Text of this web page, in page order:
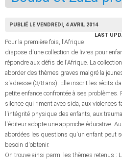
PUBLIÉ LE VENDREDI, 4 AVRIL 2014
LAST
Pour la première fois, l'Afrique
dispose d'une collection de livres pour
répondre aux défis de l'Afrique. La
aborder des thèmes graves malgré la
s'adresse (3/8 ans). Elle inscrit les récits
petite enfance confrontée à ses problèmes.
silence qui riment avec sida, aux violences
l'intégrité physique des enfants, aux
l'éditeur adopte une approche éducative.
abordées les questions qu'un enfant peut
besoin d'obtenir.
On trouve ainsi parmi les thèmes retenus :